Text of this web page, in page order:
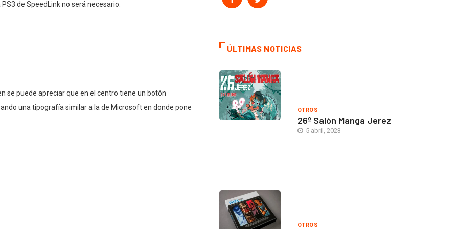
de SpeedLink no será necesario.
se puede apreciar que en el centro tiene un botón
una tipografía similar a la de Microsoft en donde pone
ÚLTIMAS NOTICIAS
OTROS
26º Salón Manga Jerez
5 abril, 2023
OTROS